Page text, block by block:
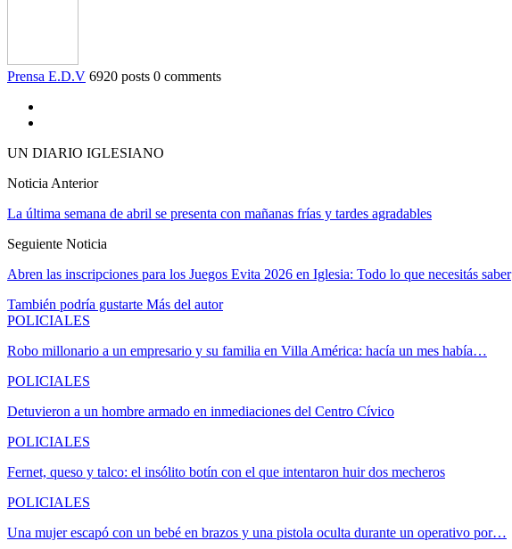
Prensa E.D.V 6920 posts 0 comments
UN DIARIO IGLESIANO
Noticia Anterior
La última semana de abril se presenta con mañanas frías y tardes agradables
Seguiente Noticia
Abren las inscripciones para los Juegos Evita 2026 en Iglesia: Todo lo que necesitás saber
También podría gustarte Más del autor
POLICIALES
Robo millonario a un empresario y su familia en Villa América: hacía un mes había…
POLICIALES
Detuvieron a un hombre armado en inmediaciones del Centro Cívico
POLICIALES
Fernet, queso y talco: el insólito botín con el que intentaron huir dos mecheros
POLICIALES
Una mujer escapó con un bebé en brazos y una pistola oculta durante un operativo por…